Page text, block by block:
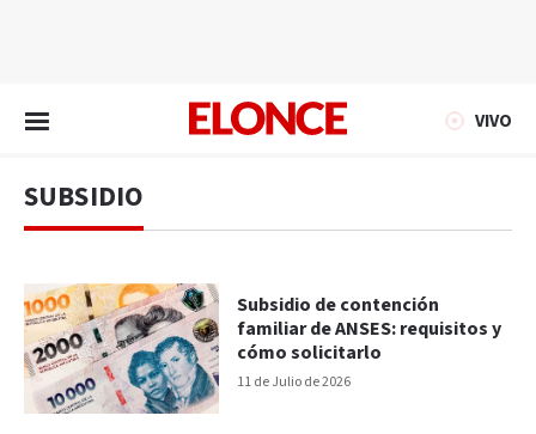
VIVO
SUBSIDIO
11 de Julio de 2026
Subsidio de contención
familiar de ANSES: requisitos y
cómo solicitarlo